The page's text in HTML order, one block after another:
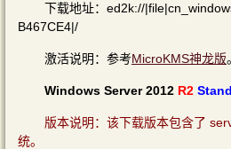
下载地址：ed2k://
B467CE4|/
激活说明：参考MicroKMS神龙版。
Windows Server 2012 R2
版本说明：该下载版本包含了
统。